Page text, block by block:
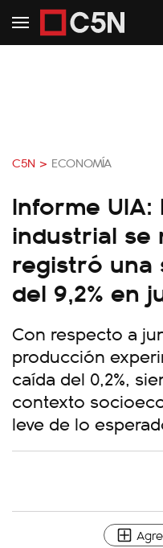
C5N > ECONOMÍA
Informe
industrial se
registró una
del 9,2% en
Con respecto a
producción
caída del 0,2%,
contexto
leve de lo